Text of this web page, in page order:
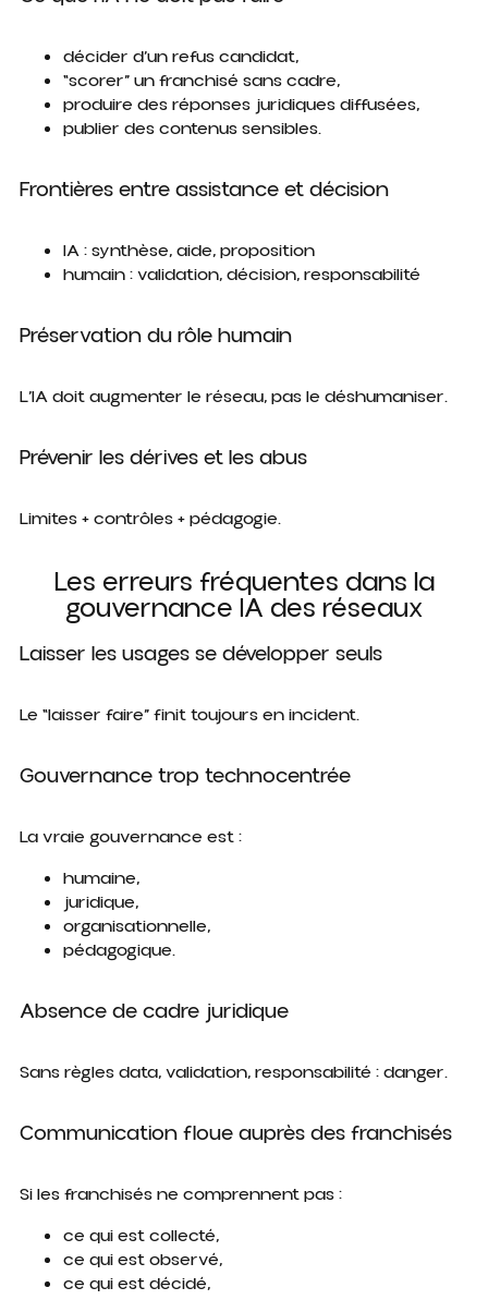
décider d’un refus candidat,
“scorer” un franchisé sans cadre,
produire des réponses juridiques diffusées,
publier des contenus sensibles.
Frontières entre assistance et décision
IA : synthèse, aide, proposition
humain : validation, décision, responsabilité
Préservation du rôle humain
L’IA doit augmenter le réseau, pas le déshumaniser.
Prévenir les dérives et les abus
Limites + contrôles + pédagogie.
Les erreurs fréquentes dans la
gouvernance IA des réseaux
Laisser les usages se développer seuls
Le “laisser faire” finit toujours en incident.
Gouvernance trop technocentrée
La vraie gouvernance est :
humaine,
juridique,
organisationnelle,
pédagogique.
Absence de cadre juridique
Sans règles data, validation, responsabilité : danger.
Communication floue auprès des franchisés
Si les franchisés ne comprennent pas :
ce qui est collecté,
ce qui est observé,
ce qui est décidé,